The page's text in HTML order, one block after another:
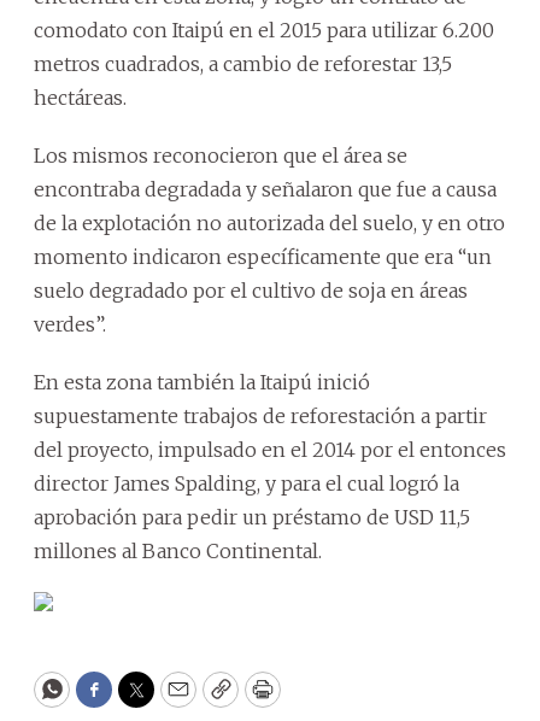
comodato con Itaipú en el 2015 para utilizar 6.200
metros cuadrados, a cambio de reforestar 13,5
hectáreas.
Los mismos reconocieron que el área se
encontraba degradada y señalaron que fue a causa
de la explotación no autorizada del suelo, y en otro
momento indicaron específicamente que era “un
suelo degradado por el cultivo de soja en áreas
verdes”.
En esta zona también la Itaipú inició
supuestamente trabajos de reforestación a partir
del proyecto, impulsado en el 2014 por el entonces
director James Spalding, y para el cual logró la
aprobación para pedir un préstamo de USD 11,5
millones al Banco Continental.
WhatsApp
Facebook
Twitter
EmailCopyPrint